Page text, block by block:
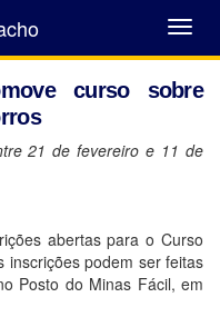
Abrir
Menu
curso sobre
21 de fevereiro e 11 de
abertas para o Curso
inscrições podem ser feitas
Posto do Minas Fácil, em